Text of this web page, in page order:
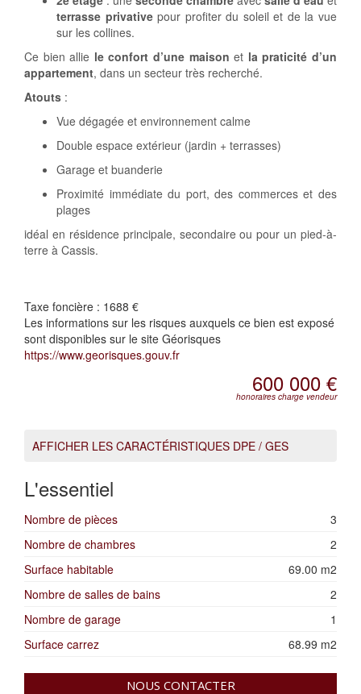
terrasse privativepour profiter du soleil et de la vue
sur les collines.
Ce bien allie le confort d’une maison et la praticité d’un
appartement, dans un secteur très recherché.
Atouts :
Vue dégagée et environnement calme
Double espace extérieur (jardin + terrasses)
Garage et buanderie
Proximité immédiate du port, des commerces et des
plages
idéal en résidence principale, secondaire ou pour un pied-à-
terre à Cassis.
Taxe foncière : 1688 €
Les informations sur les risques auxquels ce bien est exposé
sont disponibles sur le site Géorisques
https://www.georisques.gouv.fr
600 000 €
honoraires charge vendeur
AFFICHER LES CARACTÉRISTIQUES DPE / GES
L'essentiel
Nombre de pièces
3
Nombre de chambres
2
Surface habitable
69.00 m2
Nombre de salles de bains
2
Nombre de garage
1
Surface carrez
68.99 m2
NOUS CONTACTER